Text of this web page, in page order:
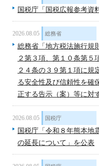
国税庁「国税広報参考資
2026.08.05 総務省
総務省「地方税法施行規
２第３項、第１０条第５
２４条の３９第１項に規
る安全性及び信頼性を確
正する告示（案）等に対
2026.08.05 国税庁
国税庁「令和８年熊本地
の延長について」を公表